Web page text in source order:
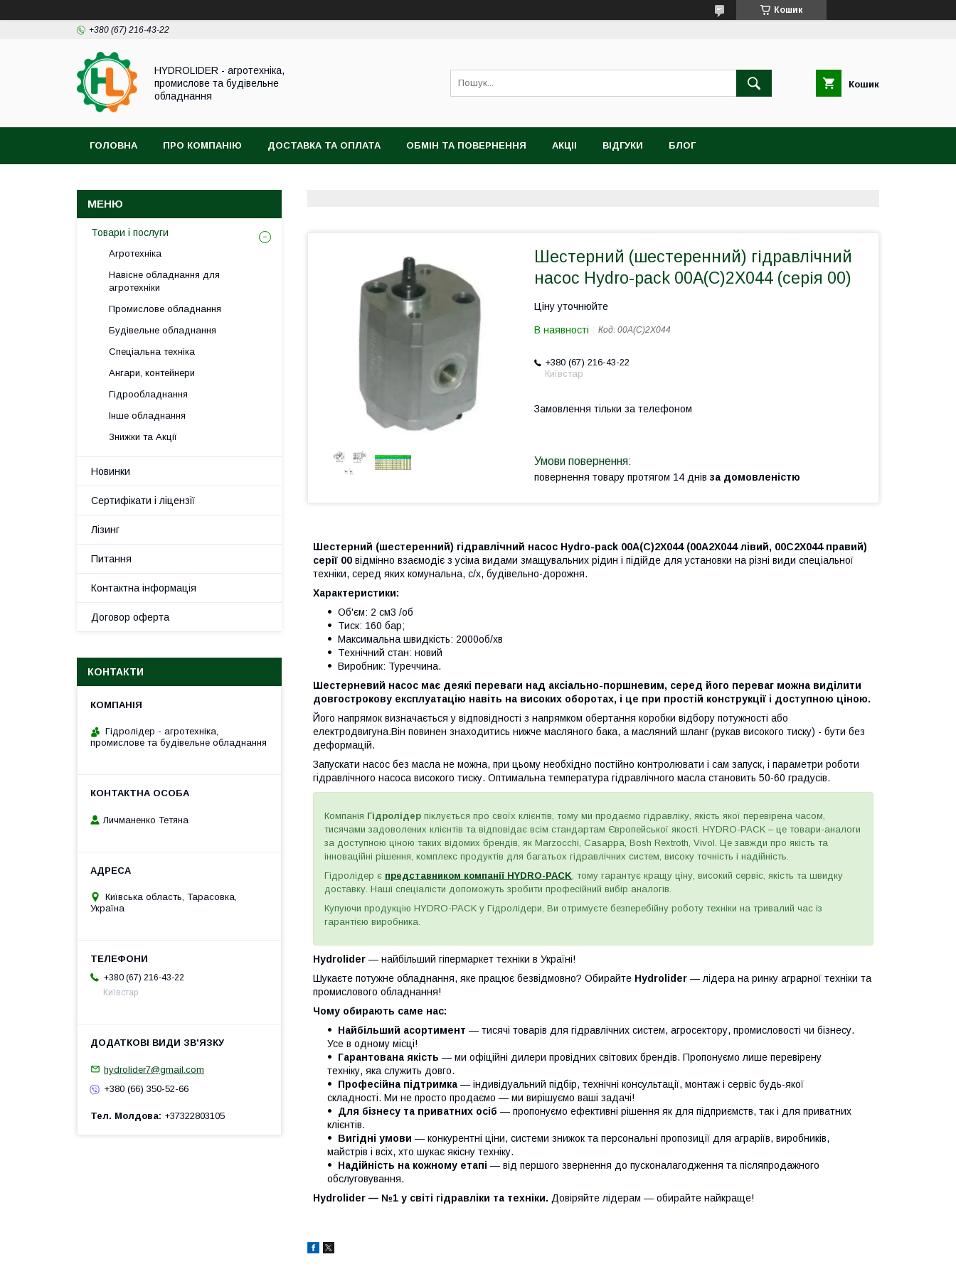
Кошик
+380 (67) 216-43-22
HYDROLIDER - агротехніка,
промислове та будівельне
обладнання
Кошик
ГОЛОВНА ПРО КОМПАНІЮ ДОСТАВКА ТА ОПЛАТА ОБМІН ТА ПОВЕРНЕННЯ АКЦІІ ВІДГУКИ БЛОГ
Шестерний (шестеренний) гідравлічний
насос Hydro-pack 00A(C)2X044 (серія 00)
Ціну уточнюйте
В наявності Код: 00A(C)2X044
+380 (67) 216-43-22
Київстар
Замовлення тільки за телефоном
повернення товару протягом 14 днів за домовленістю
Шестерний (шестеренний) гідравлічний насос Hydro-pack 00A(C)2X044 (00A2X044 лівий, 00C2X044 правий)
серії 00 відмінно взаємодіє з усіма видами змащувальних рідин і підійде для установки на різні види спеціальної
техніки, серед яких комунальна, с/х, будівельно-дорожня.
Характеристики:
Об'єм: 2 см3 /об
Тиск: 160 бар;
Максимальна швидкість: 2000об/хв
Технічний стан: новий
Виробник: Туреччина.
Шестерневий насос має деякі переваги над аксіально-поршневим, серед його переваг можна виділити
довгострокову експлуатацію навіть на високих оборотах, і це при простій конструкції і доступною ціною.
Його напрямок визначається у відповідності з напрямком обертання коробки відбору потужності або
електродвигуна.Він повинен знаходитись нижче масляного бака, а масляний шланг (рукав високого тиску) - бути без
деформацій.
Запускати насос без масла не можна, при цьому необхідно постійно контролювати і сам запуск, і параметри роботи
гідравлічного насоса високого тиску. Оптимальна температура гідравлічного масла становить 50-60 градусів.
Компанія Гідролідер піклується про своїх клієнтів, тому ми продаємо гідравліку, якість якої перевірена часом,
тисячами задоволених клієнтів та відповідає всім стандартам Європейської якості. HYDRO-PACK – це товари-аналоги
за доступною ціною таких відомих брендів, як Marzocchi, Casappa, Bosh Rextroth, Vivol. Це завжди про якість та
інноваційні рішення, комплекс продуктів для багатьох гідравлічних систем, високу точність і надійність.
Гідролідер є представником компанії HYDRO-PACK, тому гарантує кращу ціну, високий сервіс, якість та швидку
доставку. Наші спеціалісти допоможуть зробити професійний вибір аналогів.
Купуючи продукцію HYDRO-PACK у Гідролідери, Ви отримуєте безперебійну роботу техніки на тривалий час із
гарантією виробника.
Hydrolider — найбільший гіпермаркет техніки в Україні!
Шукаєте потужне обладнання, яке працює безвідмовно? Обирайте Hydrolider — лідера на ринку аграрної техніки та
промислового обладнання!
Чому обирають саме нас:
Найбільший асортимент — тисячі товарів для гідравлічних систем, агросектору, промисловості чи бізнесу.
Усе в одному місці!
Гарантована якість — ми офіційні дилери провідних світових брендів. Пропонуємо лише перевірену
техніку, яка служить довго.
Професійна підтримка — індивідуальний підбір, технічні консультації, монтаж і сервіс будь-якої
складності. Ми не просто продаємо — ми вирішуємо ваші задачі!
Для бізнесу та приватних осіб — пропонуємо ефективні рішення як для підприємств, так і для приватних
клієнтів.
Вигідні умови — конкурентні ціни, системи знижок та персональні пропозиції для аграріїв, виробників,
майстрів і всіх, хто шукає якісну техніку.
Надійність на кожному етапі — від першого звернення до пусконалагодження та післяпродажного
обслуговування.
Hydrolider — №1 у світі гідравліки та техніки. Довіряйте лідерам — обирайте найкраще!
Товари і послуги
Агротехніка
Навісне обладнання для
агротехніки
Промислове обладнання
Будівельне обладнання
Спеціальна техніка
Ангари, контейнери
Гідрообладнання
Інше обладнання
Знижки та Акції
Новинки
Сертифікати і ліцензії
Лізинг
Питання
Контактна інформація
Договор оферта
КОНТАКТИ
Гідролідер - агротехніка,
промислове та будівельне обладнання
Личманенко Тетяна
Київська область, Тарасовка,
Україна
+380 (67) 216-43-22
Київстар
hydrolider7@gmail.com
+380 (66) 350-52-66
Тел. Молдова +37322803105